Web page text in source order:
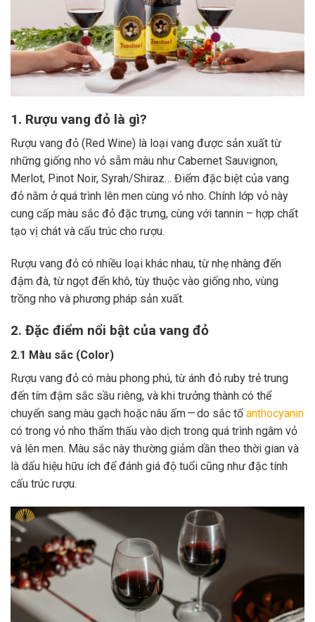
1. Rượu vang đỏ là gì?
Rượu vang đỏ (Red Wine) là loại vang được sản xuất từ
những giống nho vỏ sẫm màu như Cabernet Sauvignon,
Merlot, Pinot Noir, Syrah/Shiraz… Điểm đặc biệt của vang
đỏ nằm ở quá trình lên men cùng vỏ nho. Chính lớp vỏ này
cung cấp màu sắc đỏ đặc trưng, cùng với tannin – hợp chất
tạo vị chát và cấu trúc cho rượu.
Rượu vang đỏ có nhiều loại khác nhau, từ nhẹ nhàng đến
đậm đà, từ ngọt đến khô, tùy thuộc vào giống nho, vùng
trồng nho và phương pháp sản xuất.
2. Đặc điểm nổi bật của vang đỏ
2.1 Màu sắc (Color)
Rượu vang đỏ có màu phong phú, từ ánh đỏ ruby trẻ trung
đến tím đậm sắc sầu riêng, và khi trưởng thành có thể
chuyển sang màu gạch hoặc nâu ấm — do sắc tố anthocyanin
có trong vỏ nho thẩm thấu vào dịch trong quá trình ngâm vỏ
và lên men. Màu sắc này thường giảm dần theo thời gian và
là dấu hiệu hữu ích để đánh giá độ tuổi cũng như đặc tính
cấu trúc rượu.